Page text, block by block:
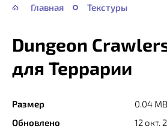
Главная Текстуры
Dungeon
для Террарии
Размер
0.04 MB
Обновлено
12 окт.